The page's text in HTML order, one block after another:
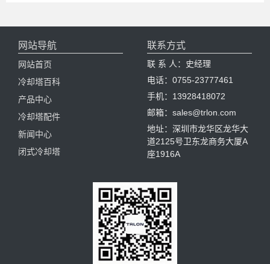
网站导航
网站首页
冷却塔百科
产品中心
冷却塔配件
新闻中心
闭式冷却塔
联系方式
联 系 人：史经理
电话：0755-23777461
手机：13928418072
邮箱：sales@trlon.com
地址：深圳市龙华区龙华大
道2125号卫东龙商务大厦A
座1916A